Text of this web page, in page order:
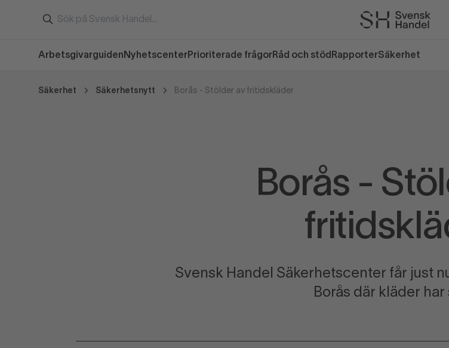
Arbetsgivarguiden Nyhetscenter Prioriterade frågor Råd och stöd RapporterSäkerhet
Säkerhet Säkerhetsnytt Borås - Stölder av fritidskläder
Borås -
Svensk Handel Säkerhetscenter får just
Borås där kläder har